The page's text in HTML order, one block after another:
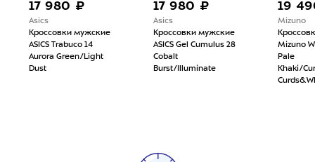
17 980 ₽
Asics
Кроссовки мужские
ASICS Trabuco 14
Aurora Green/Light
Dust
17 980 ₽
Asics
Кроссовки мужские
ASICS Gel Cumulus 28
Cobalt
Burst/Illuminate
19
Mizuno
Mizuno
Pale
Khaki/